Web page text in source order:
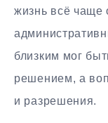
жизнь всё чаще
близким мог
решением, а
и разрешения.